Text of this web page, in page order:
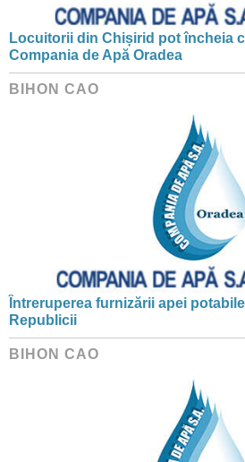
Locuitorii din Chișirid pot încheia
Compania de Apă Oradea
BIHON CAO
Întreruperea furnizării apei
Republicii
BIHON CAO